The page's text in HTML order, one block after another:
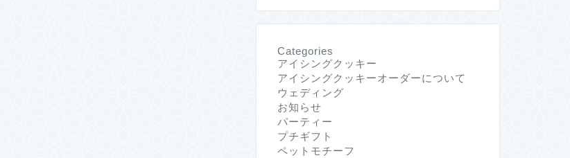
Categories
アイシングクッキー
アイシングクッキーオーダーについて
ウェディング
お知らせ
パーティー
プチギフト
ペットモチーフ